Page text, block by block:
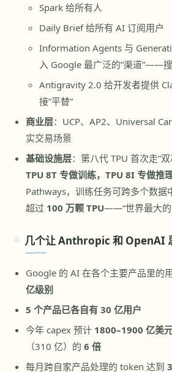
Spark 给所有人
Daily Brief 给所有 AI 订阅用户
Information Agents 与
入 Google 最广泛的”渠道”——
Antigravity 2.0 给开发者提供
接”平替”
商业层：UCP、AP2、Universal
实交易场景
基础设施层：第八代 TPU 首次走”
TPU 8T 专做训练，TPU 8I 专做推
Pathways，训练任务可跨多个数据
超过 100 万颗 TPU——“世界最大的
几个让 Anthropic 和 OpenAI
Google 的 AI 在各个主要产品里的
亿级别
5 个产品已各自有 30 亿用户
今年 capex 预计 1800–1900 亿美
（310 亿）的 6 倍
每月跨自家产品处理的 token 达到